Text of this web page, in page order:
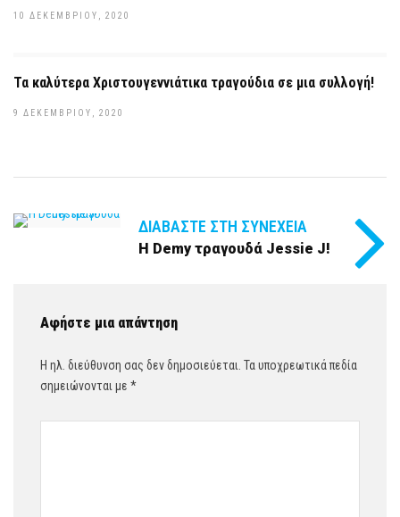
10 ΔΕΚΕΜΒΡΊΟΥ, 2020
Τα καλύτερα Χριστουγεννιάτικα τραγούδια σε μια συλλογή!
9 ΔΕΚΕΜΒΡΊΟΥ, 2020
ΔΙΑΒΆΣΤΕ ΣΤΗ ΣΥΝΈΧΕΙΑ
Η Demy τραγουδά Jessie J!
Αφήστε μια απάντηση
Η ηλ. διεύθυνση σας δεν δημοσιεύεται. Τα υποχρεωτικά πεδία
σημειώνονται με *